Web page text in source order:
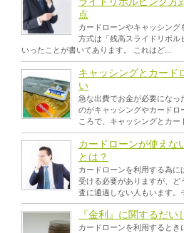
点
カードローンやキャッシング
方式は「残高スライドリボル
いったことが書いてあります。 これはど...
キャッシングとカード
い
急な出費でお金が必要になっ
のがキャッシングやカードロ
ころで、キャッシングとカー
カードローンが使えな
とは？
カードローンを利用する為に
受ける必要がありますが、ど
査に通過しない人もいます。
『金利』に関するだい
カードローンを利用するとき